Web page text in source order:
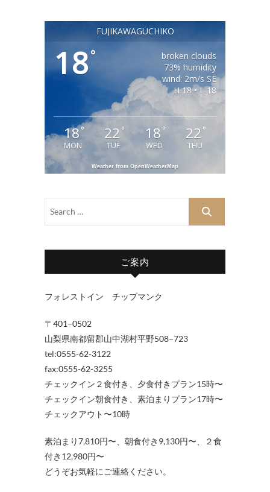
FUJIKAWAGUCHIKO
18°
broken clouds
73% humidity
wind: 2m/s SE
H 18 • L 18
18 °
MON
22 °
TUE
18°
WED
22 °
THU
Weather from OpenWeatherMap
ご案内
フォレストイン チップマンク
〒401−0502
山梨県南都留郡山中湖村平野508−723
tel:0555-62-3122
fax:0555-62-3255
チェックイン２食付き、夕食付きプラン15時〜
チェックイン朝食付き、素泊まりプラン17時〜
チェックアウト〜10時
素泊まり7,810円〜、朝食付き9,130円〜、２食
付き12,980円〜
どうぞお気軽にご連絡ください。